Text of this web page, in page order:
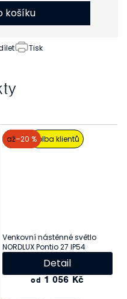
Tisk
košíku
akce volba klientů
až–20 %
Venkovní nástěnné světlo
NORDLUX Pontio 27 IP54
od 1 056 Kč
Detail